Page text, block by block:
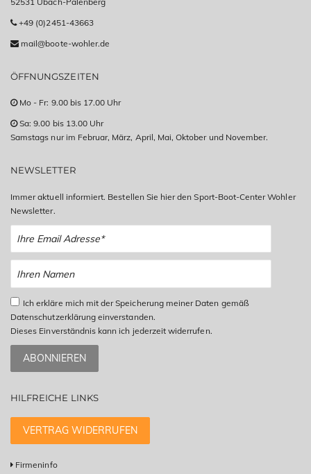
+49 (0)2451-43663
mail@boote-wohler.de
ÖFFNUNGSZEITEN
Mo - Fr: 9.00 bis 17.00 Uhr
Sa: 9.00 bis 13.00 Uhr
Samstags nur im Februar, März, April, Mai, Oktober und November.
NEWSLETTER
Immer aktuell informiert. Bestellen Sie hier den Sport-Boot-Center Wohler
Newsletter.
Ich erkläre mich mit der Speicherung meiner Daten gemäß
Datenschutzerklärung einverstanden.
Dieses Einverständnis kann ich jederzeit widerrufen.
ABONNIEREN
HILFREICHE LINKS
VERTRAG WIDERRUFEN
Firmeninfo